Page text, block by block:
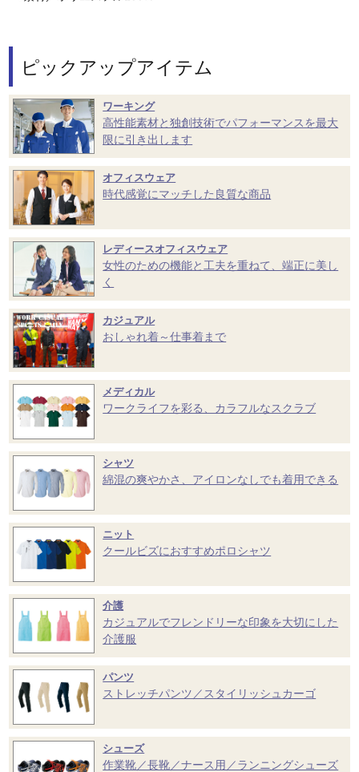
ピックアップアイテム
ワーキング
高性能素材と独創技術でパフォーマンスを最大
限に引き出します
オフィスウェア
時代感覚にマッチした良質な商品
レディースオフィスウェア
女性のための機能と工夫を重ねて、端正に美し
く
カジュアル
おしゃれ着～仕事着まで
メディカル
ワークライフを彩る、カラフルなスクラブ
シャツ
綿混の爽やかさ、アイロンなしでも着用できる
ニット
クールビズにおすすめポロシャツ
介護
カジュアルでフレンドリーな印象を大切にした
介護服
パンツ
ストレッチパンツ／スタイリッシュカーゴ
シューズ
作業靴／長靴／ナース用／ランニングシューズ